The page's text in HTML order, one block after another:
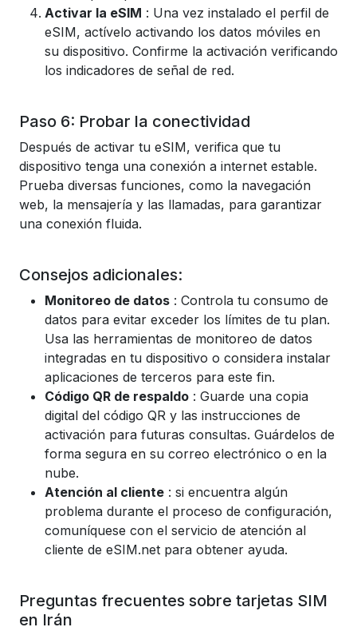
Activar la eSIM : Una vez instalado el perfil de
eSIM, actívelo activando los datos móviles en
su dispositivo. Confirme la activación verificando
los indicadores de señal de red.
Paso 6: Probar la conectividad
Después de activar tu eSIM, verifica que tu
dispositivo tenga una conexión a internet estable.
Prueba diversas funciones, como la navegación
web, la mensajería y las llamadas, para garantizar
una conexión fluida.
Consejos adicionales:
Monitoreo de datos : Controla tu consumo de
datos para evitar exceder los límites de tu plan.
Usa las herramientas de monitoreo de datos
integradas en tu dispositivo o considera instalar
aplicaciones de terceros para este fin.
Código QR de respaldo : Guarde una copia
digital del código QR y las instrucciones de
activación para futuras consultas. Guárdelos de
forma segura en su correo electrónico o en la
nube.
Atención al cliente : si encuentra algún
problema durante el proceso de configuración,
comuníquese con el servicio de atención al
cliente de eSIM.net para obtener ayuda.
Preguntas frecuentes sobre tarjetas SIM
en Irán